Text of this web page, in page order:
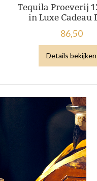
Tequila Proeverij
in Luxe Cadeau
86,50
Details bekijken